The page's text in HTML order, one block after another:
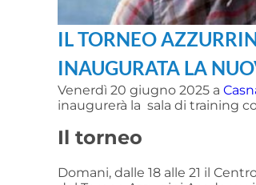
IL TORNEO
INAUGURATA LA
Venerdì 20 giugno 2025 a
inaugurerà la sala di training
Il torneo
Domani, dalle 18 alle 21 il